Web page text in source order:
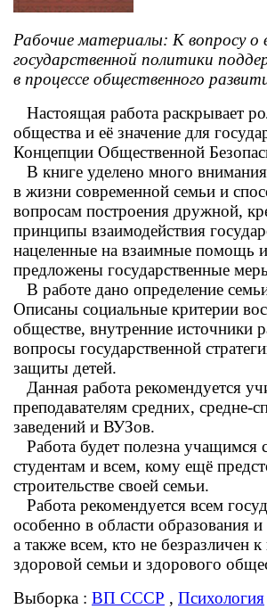
Рабочие материалы: К вопросу о
государственной политики
в процессе общественного
Настоящая работа раскрывает
общества и её значение для
Концепции Общественной
В книге уделено много
в жизни современной семьи и
вопросам построения дружной,
принципы взаимодействия
нацеленные на взаимные помощь
предложены государственные
В работе дано определение
Описаны социальные критерии
обществе, внутренние источники
вопросы государственной
защиты детей.
Данная работа рекомендуется
преподавателям средних, средне-
заведений и ВУЗов.
Работа будет полезна учащимся
студентам и всем, кому ещё
строительстве своей семьи.
Работа рекомендуется всем
особенно в области образования
а также всем, кто не безразличен
здоровой семьи и здорового
Выборка : ВП СССР , Психология